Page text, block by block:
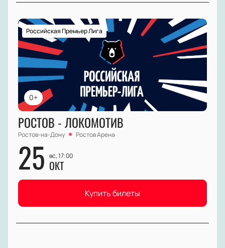
0+
Российская Премьер Лига
РОСТОВ - ЛОКОМОТИВ
Ростов-на-Дону Ростов Арена
25 вс, 17:00
ОКТ
Купить билеты